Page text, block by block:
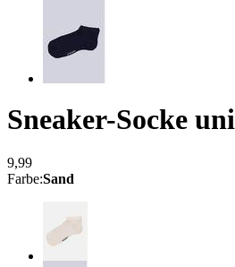
Sneaker-Socke uni
9,99
Farbe:Sand